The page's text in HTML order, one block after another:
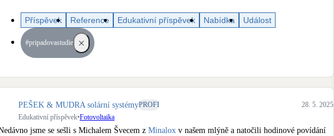
Bateriové úložiště
Akumulace dešťovky
Příspěvek Reference Edukativní příspěvek Nabídka Událost
#pripadovastudie
PEŠEK & MUDRA solární systémyPROFI
28. 5. 2025
Edukativní příspěvek•Fotovoltaika
jsme se sešli s Michalem Švecem z Minalox v našem mlýně a natočili hodinové povídání